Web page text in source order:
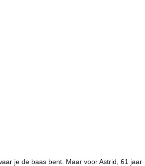
je de baas bent. Maar voor Astrid, 61 jaar